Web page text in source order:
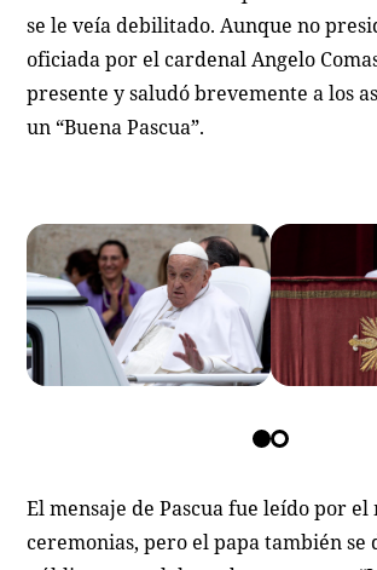
se le veía debilitado. Aunque no
oficiada por el cardenal Angelo
presente y saludó brevemente a los
un “Buena Pascua”.
El mensaje de Pascua fue leído por el
ceremonias, pero el papa también se